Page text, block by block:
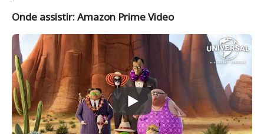
Onde assistir: Amazon Prime Video